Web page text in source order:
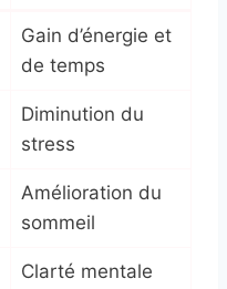
Gain d’énergie et
de temps
Diminution du
stress
Amélioration du
sommeil
Clarté mentale